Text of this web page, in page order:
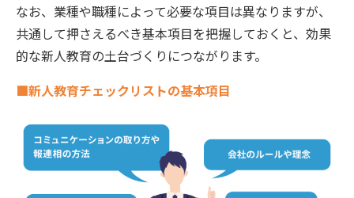
なお、業種や職種によって必要な項目は異なりますが、
共通して押さえるべき基本項目を把握しておくと、効果
的な新人教育の土台づくりにつながります。
■新人教育チェックリストの基本項目